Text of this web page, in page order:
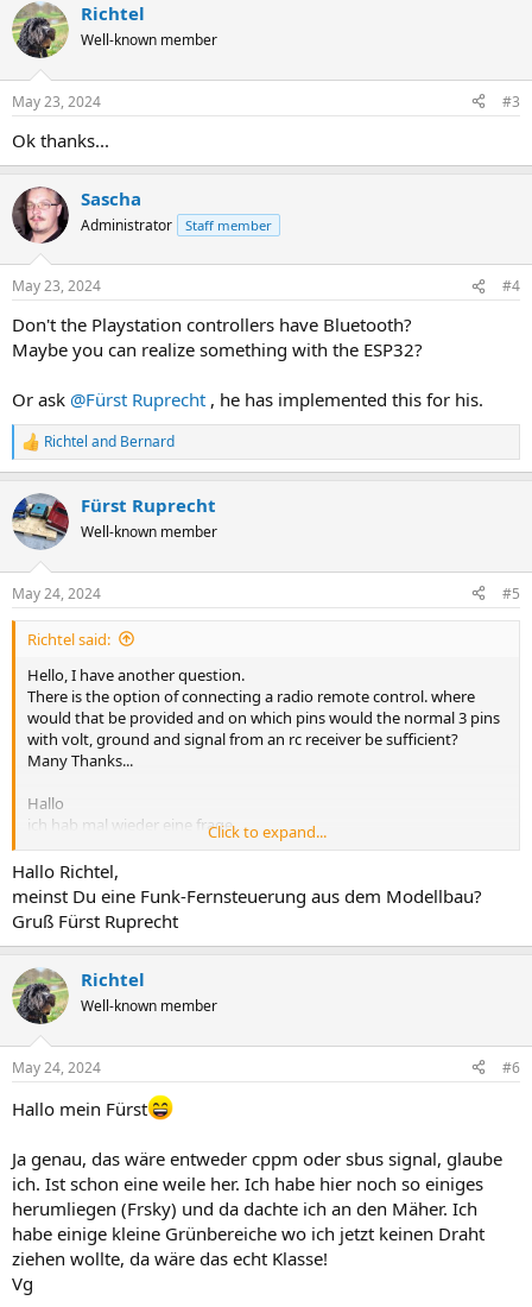
c
t
i
s
Richtel
Well-known member
May 23, 2024 #3
Ok thanks...
Sascha
Administrator Staff member
May 23, 2024 #4
Don't the Playstation controllers have Bluetooth?
Maybe you can realize something with the ESP32?
Or ask @Fürst Ruprecht , he has implemented this for his.
R
e
c
t
i
s
:
Richtel and Bernard
Fürst Ruprecht
Well-known member
May 24, 2024 #5
Richtel said:
Hello, I have another question.
There is the option of connecting a radio remote control. where
would that be provided and on which pins would the normal 3 pins
with volt, ground and signal from an rc receiver be sufficient?
Many Thanks...
Hallo
ich hab mal wieder eine frage.
es gibt ja die möglichkeit eine Funkfernsteuerung anzustecken. Wo
wäre das denn vorgesehen an welchen Pins und reichen da die
normalen 3 pins mit Volt, Ground und Signal von einem normalen
RC Empfänger!?
Vielen Dank...
Click to expand...
Hallo Richtel,
meinst Du eine Funk-Fernsteuerung aus dem Modellbau?
Gruß Fürst Ruprecht
Richtel
Well-known member
May 24, 2024 #6
Hallo mein Fürst
Ja genau, das wäre entweder cppm oder sbus signal, glaube
ich. Ist schon eine weile her. Ich habe hier noch so einiges
herumliegen (Frsky) und da dachte ich an den Mäher. Ich
habe einige kleine Grünbereiche wo ich jetzt keinen Draht
ziehen wollte, da wäre das echt Klasse!
Vg